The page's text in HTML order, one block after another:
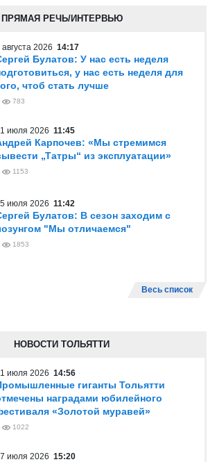
ПРЯМАЯ РЕЧЬ/ИНТЕРВЬЮ
августа 2026 14:17
Булатов: У нас есть неделя
у нас есть неделя для
чтоб стать лучше
783
июля 2026 11:45
Карпочев: «Мы стремимся
„Татры“ из эксплуатации»
1153
июля 2026 11:42
Булатов: В сезон заходим с
"Мы отличаемся"
1853
Весь список
НОВОСТИ ТОЛЬЯТТИ
июля 2026 14:56
гиганты Тольятти
наградами юбилейного
«Золотой муравей»
1022
июля 2026 15:20